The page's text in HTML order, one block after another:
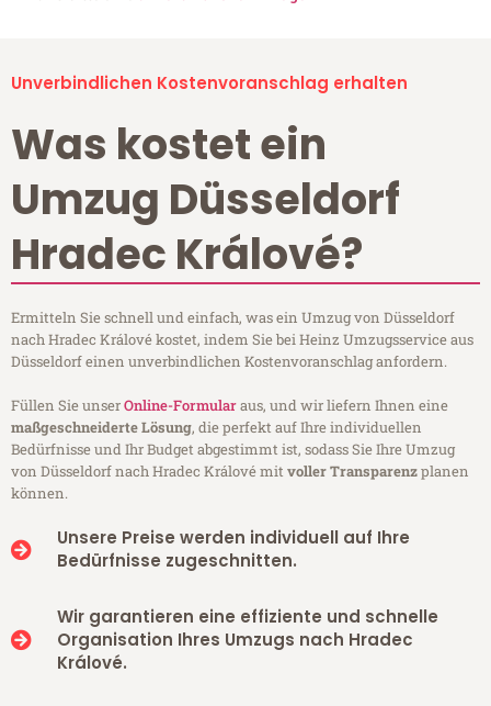
Unverbindlichen Kostenvoranschlag erhalten
Was kostet ein
Umzug Düsseldorf
Hradec Králové?
Ermitteln Sie schnell und einfach, was ein Umzug von Düsseldorf
nach Hradec Králové kostet, indem Sie bei Heinz Umzugsservice aus
Düsseldorf einen unverbindlichen Kostenvoranschlag anfordern.
Füllen Sie unserOnline-Formularaus, und wir liefern Ihnen eine
maßgeschneiderte Lösung, die perfekt auf Ihre individuellen
Bedürfnisse und Ihr Budget abgestimmt ist, sodass Sie Ihre Umzug
von Düsseldorf nach Hradec Králové mitvoller Transparenzplanen
können.
Unsere Preise werden individuell auf Ihre
Bedürfnisse zugeschnitten.
Wir garantieren eine effiziente und schnelle
Organisation Ihres Umzugs nach Hradec
Králové.